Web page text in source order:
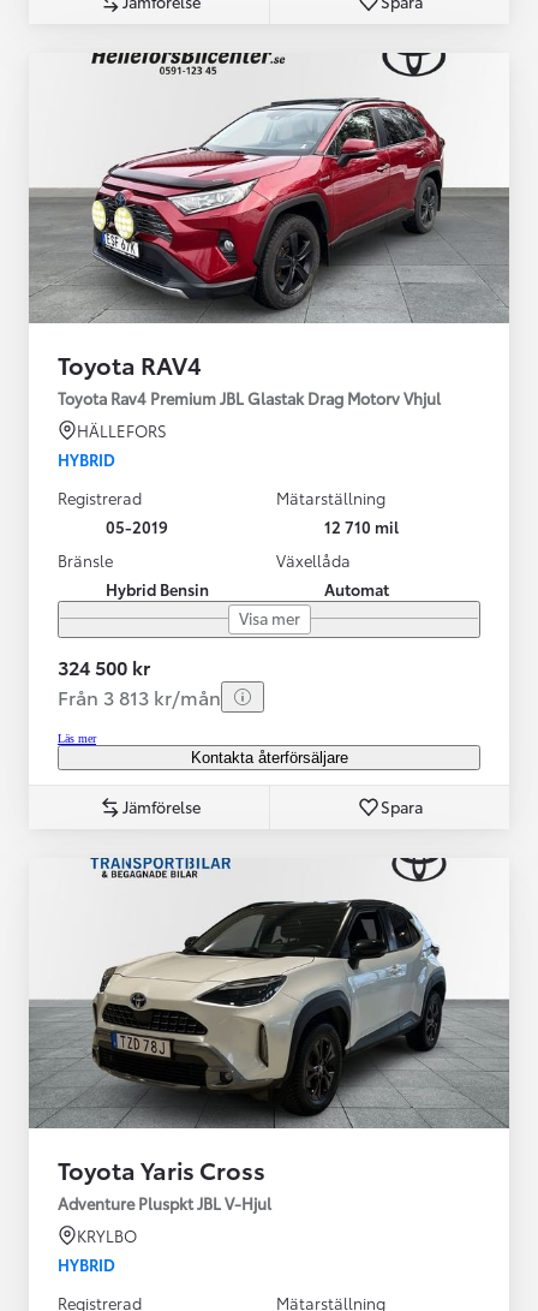
Toyota RAV4
Toyota Rav4 Premium JBL Glastak Drag Motorv Vhjul
HÄLLEFORS
HYBRID
Registrerad
05-2019
Mätarställning
12 710 mil
Bränsle
Hybrid Bensin
Växellåda
Automat
Visa mer
324 500 kr
Från 3 813 kr/mån
Läs mer
Kontakta återförsäljare
Jämförelse Spara
Toyota Yaris Cross
Adventure Pluspkt JBL V-Hjul
KRYLBO
HYBRID
Registrerad
Mätarställning